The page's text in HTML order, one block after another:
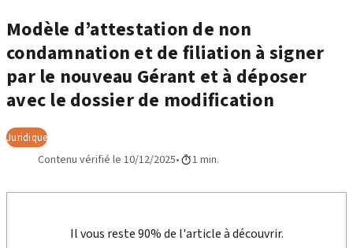
Modèle d’attestation de non
condamnation et de filiation à signer
par le nouveau Gérant et à déposer
avec le dossier de modification
Juridique
Contenu vérifié le 10/12/2025 1 min.
Il vous reste 90% de l'article à découvrir.